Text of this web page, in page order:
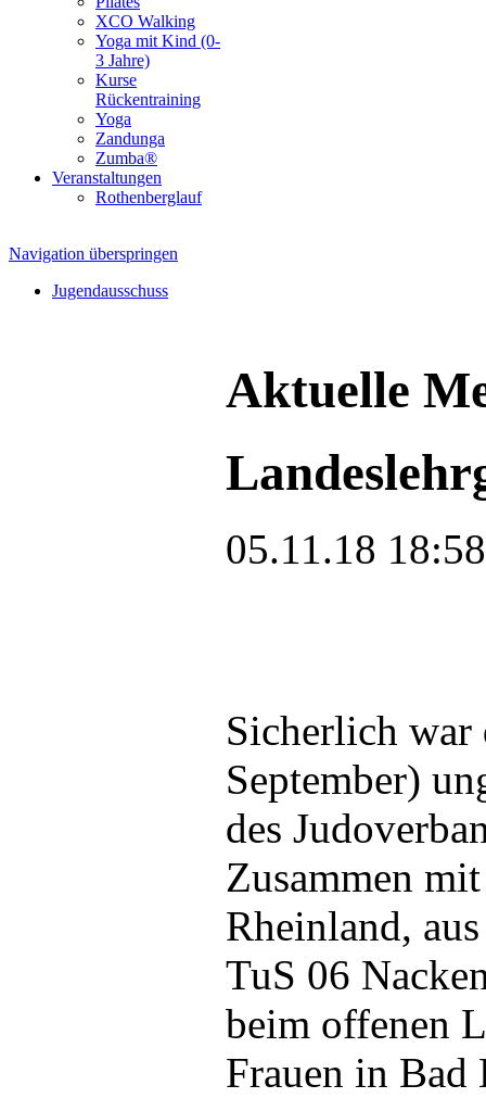
XCO Walking
Yoga mit Kind (0-
3 Jahre)
Kurse
Rückentraining
Yoga
Zandunga
Zumba®
Veranstaltungen
Rothenberglauf
Navigation überspringen
Jugendausschuss
Aktuelle
05.11.18 18:58
Sicherlich war
September)
des
Zusammen
Rheinland,
TuS 06
beim offenen
Frauen in Bad